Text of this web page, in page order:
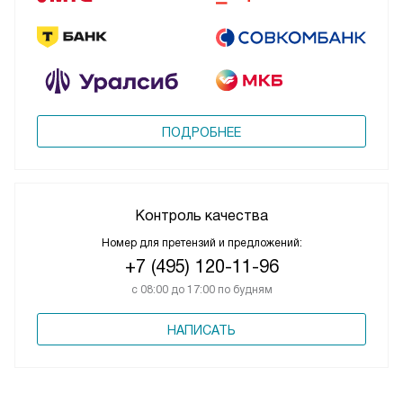
ПОДРОБНЕЕ
Контроль качества
Номер для претензий и предложений:
+7 (495) 120-11-96
с 08:00 до 17:00 по будням
НАПИСАТЬ